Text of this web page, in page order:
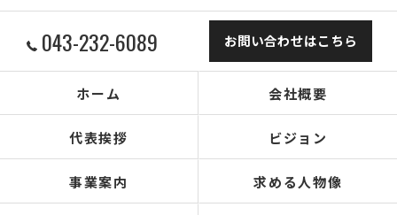
043-232-6089 お問い合わせはこちら
ホーム 会社概要
代表挨拶 ビジョン
事業案内 求める人物像